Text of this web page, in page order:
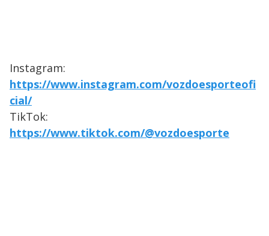
Instagram:
https://www.instagram.com/vozdoesporteofi
cial/
TikTok:
https://www.tiktok.com/@vozdoesporte